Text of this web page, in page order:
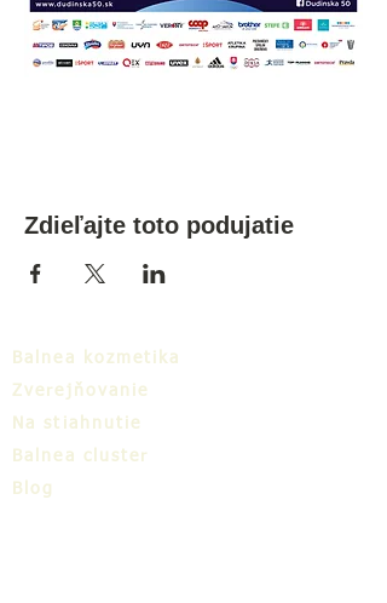
Zdieľajte toto podujatie
Balnea kozmetika
Zverejňovanie
Na stiahnutie
Balnea cluster
Blog